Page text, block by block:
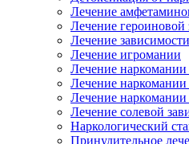
Лечение
Лечение героиновой
Лечение
Лечение игромании
Лечение наркомании
Лечение
Лечение
Лечение солевой
Наркологический
Принудительное